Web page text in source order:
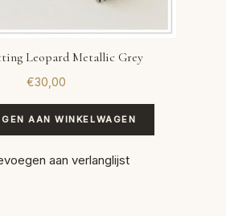
Leopard Metallic Grey
€30,00
AAN WINKELWAGEN
aan verlanglijst